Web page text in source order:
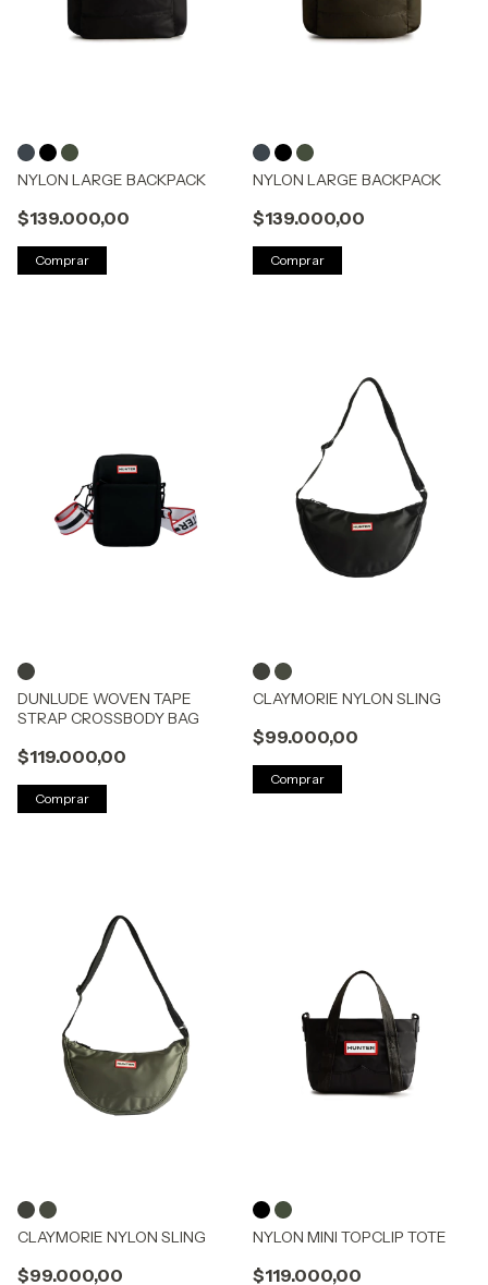
NYLON LARGE BACKPACK
$139.000,00
Comprar
NYLON LARGE BACKPACK
$139.000,00
Comprar
DUNLUDE WOVEN TAPE
STRAP CROSSBODY BAG
$119.000,00
Comprar
CLAYMORIE NYLON SLING
$99.000,00
Comprar
CLAYMORIE NYLON SLING
$99.000,00
NYLON MINI TOPCLIP TOTE
$119.000,00